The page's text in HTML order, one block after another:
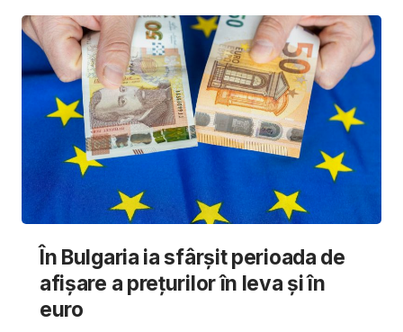
În Bulgaria ia sfârşit perioada de
afișare a prețurilor în ​​leva și în
euro